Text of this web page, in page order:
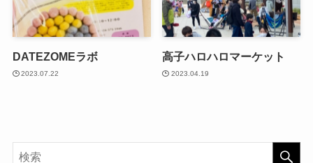
DATEZOMEラボ
2023.07.22
高子ハロハロマーケット
2023.04.19